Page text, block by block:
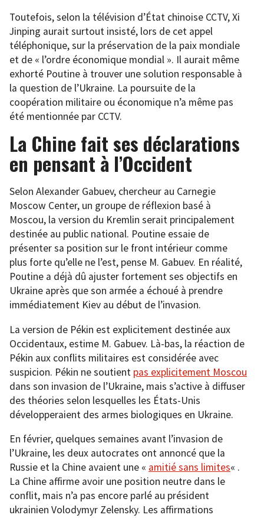
Toutefois, selon la télévision d’État chinoise CCTV, Xi
Jinping aurait surtout insisté, lors de cet appel
téléphonique, sur la préservation de la paix mondiale
et de « l’ordre économique mondial ». Il aurait même
exhorté Poutine à trouver une solution responsable à
la question de l’Ukraine. La poursuite de la
coopération militaire ou économique n’a même pas
été mentionnée par CCTV.
La Chine fait ses déclarations
en pensant à l’Occident
Selon Alexander Gabuev, chercheur au Carnegie
Moscow Center, un groupe de réflexion basé à
Moscou, la version du Kremlin serait principalement
destinée au public national. Poutine essaie de
présenter sa position sur le front intérieur comme
plus forte qu’elle ne l’est, pense M. Gabuev. En réalité,
Poutine a déjà dû ajuster fortement ses objectifs en
Ukraine après que son armée a échoué à prendre
immédiatement Kiev au début de l’invasion.
La version de Pékin est explicitement destinée aux
Occidentaux, estime M. Gabuev. Là-bas, la réaction de
Pékin aux conflits militaires est considérée avec
suspicion. Pékin ne soutient pas explicitement Moscou
dans son invasion de l’Ukraine, mais s’active à diffuser
des théories selon lesquelles les États-Unis
développeraient des armes biologiques en Ukraine.
En février, quelques semaines avant l’invasion de
l’Ukraine, les deux autocrates ont annoncé que la
Russie et la Chine avaient une « amitié sans limites« .
La Chine affirme avoir une position neutre dans le
conflit, mais n’a pas encore parlé au président
ukrainien Volodymyr Zelensky. Les affirmations